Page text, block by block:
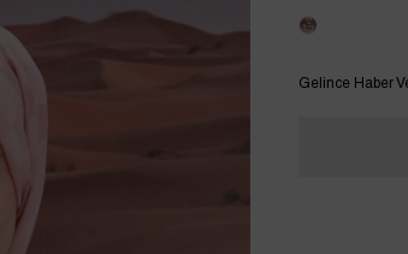
Tükendi
Gelince Haber